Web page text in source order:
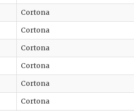
Cortona
Cortona
Cortona
Cortona
Cortona
Cortona